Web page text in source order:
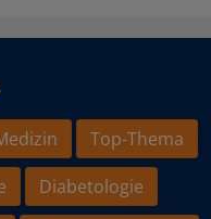
Top-Thema
Diabetologie